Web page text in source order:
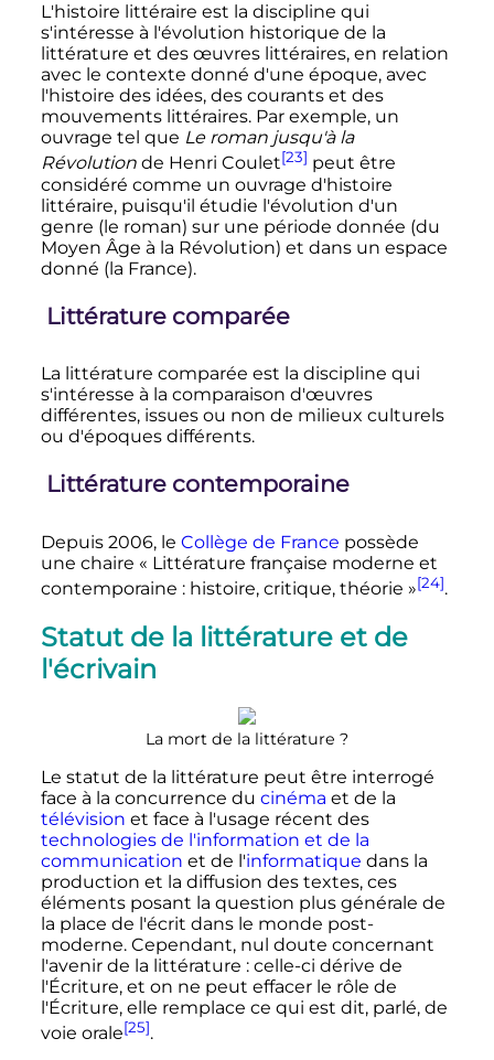
L'histoire littéraire est la discipline qui
s'intéresse à l'évolution historique de la
littérature et des œuvres littéraires, en relation
avec le contexte donné d'une époque, avec
l'histoire des idées, des courants et des
mouvements littéraires. Par exemple, un
ouvrage tel que Le roman jusqu'à la
Révolutionde Henri Coulet[23] peut être
considéré comme un ouvrage d'histoire
littéraire, puisqu'il étudie l'évolution d'un
genre (le roman) sur une période donnée (du
Moyen Âge à la Révolution) et dans un espace
donné (la France).
Littérature comparée
La littérature comparée est la discipline qui
s'intéresse à la comparaison d'œuvres
différentes, issues ou non de milieux culturels
ou d'époques différents.
Littérature contemporaine
Depuis 2006, le Collège de France possède
une chaire « Littérature française moderne et
contemporaine : histoire, critique, théorie »[24].
Statut de la littérature et de
l'écrivain
La mort de la littérature ?
Le statut de la littérature peut être interrogé
face à la concurrence du cinéma et de la
télévision et face à l'usage récent des
technologies de l'information et de la
communication et de l'informatique dans la
production et la diffusion des textes, ces
éléments posant la question plus générale de
la place de l'écrit dans le monde post-
moderne. Cependant, nul doute concernant
l'avenir de la littérature : celle-ci dérive de
l'Écriture, et on ne peut effacer le rôle de
l'Écriture, elle remplace ce qui est dit, parlé, de
voie orale[25].